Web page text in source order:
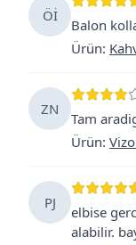
Öİ
Balon
Ürün:
ZN
Tam
Ürün:
PJ
elbise
alabilir.